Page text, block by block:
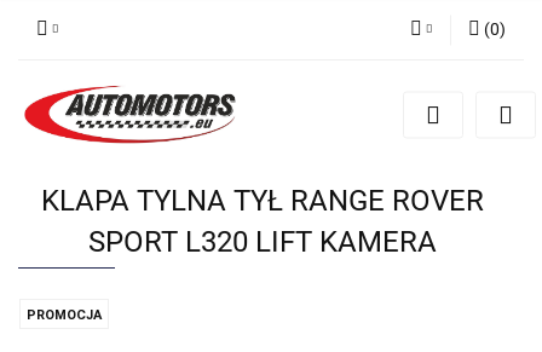
Zarejestruj się
(0)
KLAPA TYLNA TYŁ RANGE ROVER
SPORT L320 LIFT KAMERA
PROMOCJA